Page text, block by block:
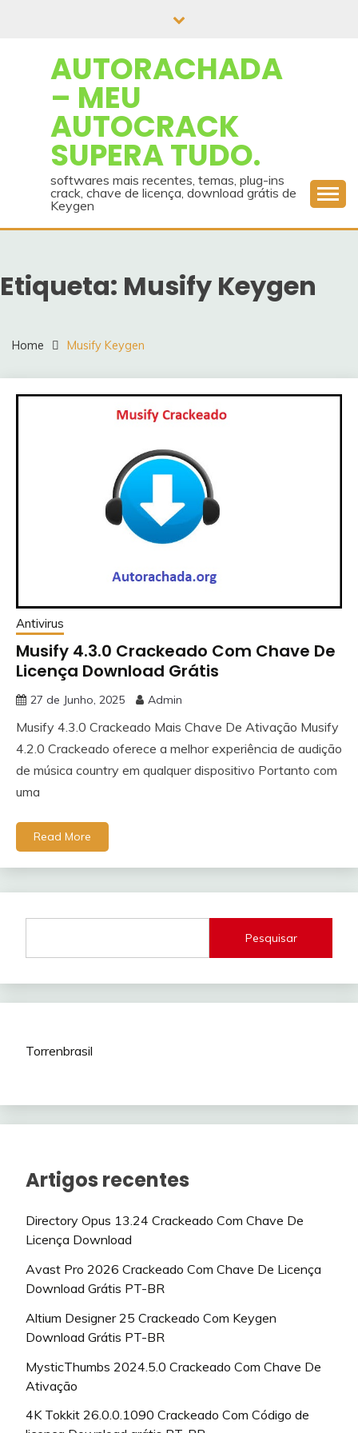
AUTORACHADA
– MEU
AUTOCRACK
SUPERA TUDO.
softwares mais recentes, temas, plug-ins
crack, chave de licença, download grátis de
Keygen
Etiqueta: Musify Keygen
Home Musify Keygen
Antivirus
Musify 4.3.0 Crackeado Com Chave De
Licença Download Grátis
27 de Junho, 2025 Admin
Musify 4.3.0 Crackeado Mais Chave De Ativação Musify
4.2.0 Crackeado oferece a melhor experiência de audição
de música country em qualquer dispositivo Portanto com
uma
Read More
Pesquisar
Torrenbrasil
Artigos recentes
Directory Opus 13.24 Crackeado Com Chave De
Licença Download
Avast Pro 2026 Crackeado Com Chave De Licença
Download Grátis PT-BR
Altium Designer 25 Crackeado Com Keygen
Download Grátis PT-BR
MysticThumbs 2024.5.0 Crackeado Com Chave De
Ativação
4K Tokkit 26.0.0.1090 Crackeado Com Código de